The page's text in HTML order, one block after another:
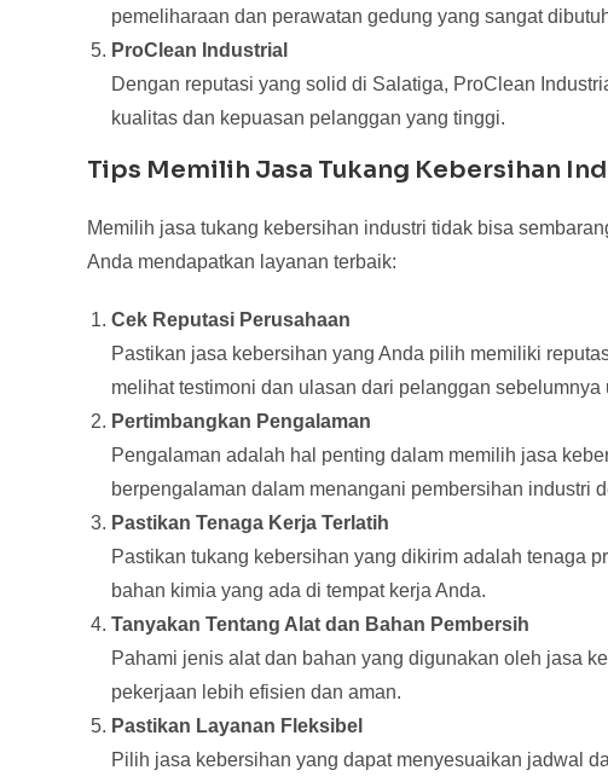
pemeliharaan dan perawatan gedung yang sangat
ProClean Industrial
Dengan reputasi yang solid di Salatiga, ProClean
kualitas dan kepuasan pelanggan yang tinggi.
Tips Memilih Jasa Tukang Kebersihan
Memilih jasa tukang kebersihan industri tidak bisa
Anda mendapatkan layanan terbaik:
Cek Reputasi Perusahaan
Pastikan jasa kebersihan yang Anda pilih memiliki
melihat testimoni dan ulasan dari pelanggan
Pertimbangkan Pengalaman
Pengalaman adalah hal penting dalam memilih jasa
berpengalaman dalam menangani pembersihan industri
Pastikan Tenaga Kerja Terlatih
Pastikan tukang kebersihan yang dikirim adalah tenaga
bahan kimia yang ada di tempat kerja Anda.
Tanyakan Tentang Alat dan Bahan Pembersih
Pahami jenis alat dan bahan yang digunakan oleh jasa
pekerjaan lebih efisien dan aman.
Pastikan Layanan Fleksibel
Pilih jasa kebersihan yang dapat menyesuaikan jadwal